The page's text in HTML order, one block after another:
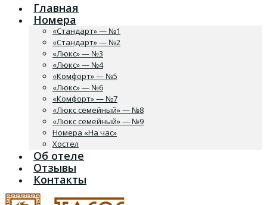
Главная
Номера
«Стандарт» — №1
«Стандарт» — №2
«Люкс» — №3
«Люкс» — №4
«Комфорт» — №5
«Люкс» — №6
«Комфорт» — №7
«Люкс семейный» — №8
«Люкс семейный» — №9
Номера «На час»
Хостел
Об отеле
Отзывы
Контакты